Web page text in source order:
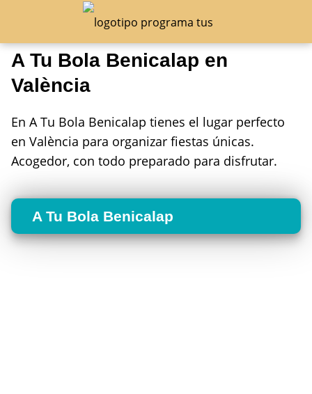
A Tu Bola Benicalap en
València
En A Tu Bola Benicalap tienes el lugar perfecto
en València para organizar fiestas únicas.
Acogedor, con todo preparado para disfrutar.
A Tu Bola Benicalap